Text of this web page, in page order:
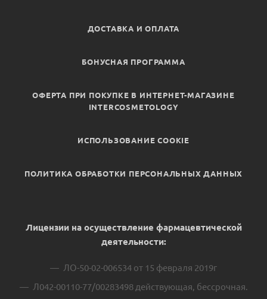
ДОСТАВКА И ОПЛАТА
БОНУСНАЯ ПРОГРАММА
ОФЕРТА ПРИ ПОКУПКЕ В ИНТЕРНЕТ-МАГАЗИНЕ
INTERCOSMETOLOGY
ИСПОЛЬЗОВАНИЕ COOKIE
ПОЛИТИКА ОБРАБОТКИ ПЕРСОНАЛЬНЫХ ДАННЫХ
Лицензии на осуществление фармацевтической
деятельности:
ЛО-50-02-006534 от 15 февраля 2019г
Л042-00110-77/00283498 действующая, бессрочная.